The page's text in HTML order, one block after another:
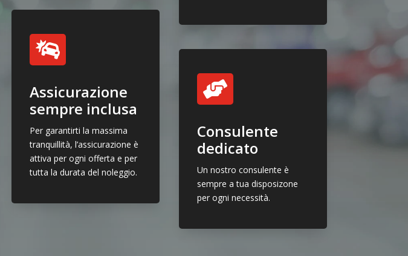

Assicurazione
sempre inclusa
Per garantirti la massima
tranquillità, l’assicurazione è
attiva per ogni offerta e per
tutta la durata del noleggio.

Consulente
dedicato
Un nostro consulente è
sempre a tua disposizone
per ogni necessità.